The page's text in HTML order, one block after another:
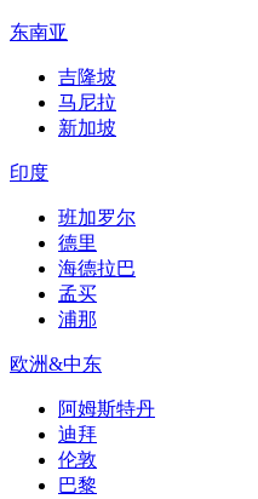
东南亚
吉隆坡
马尼拉
新加坡
印度
班加罗尔
德里
海德拉巴
孟买
浦那
欧洲&中东
阿姆斯特丹
迪拜
伦敦
巴黎